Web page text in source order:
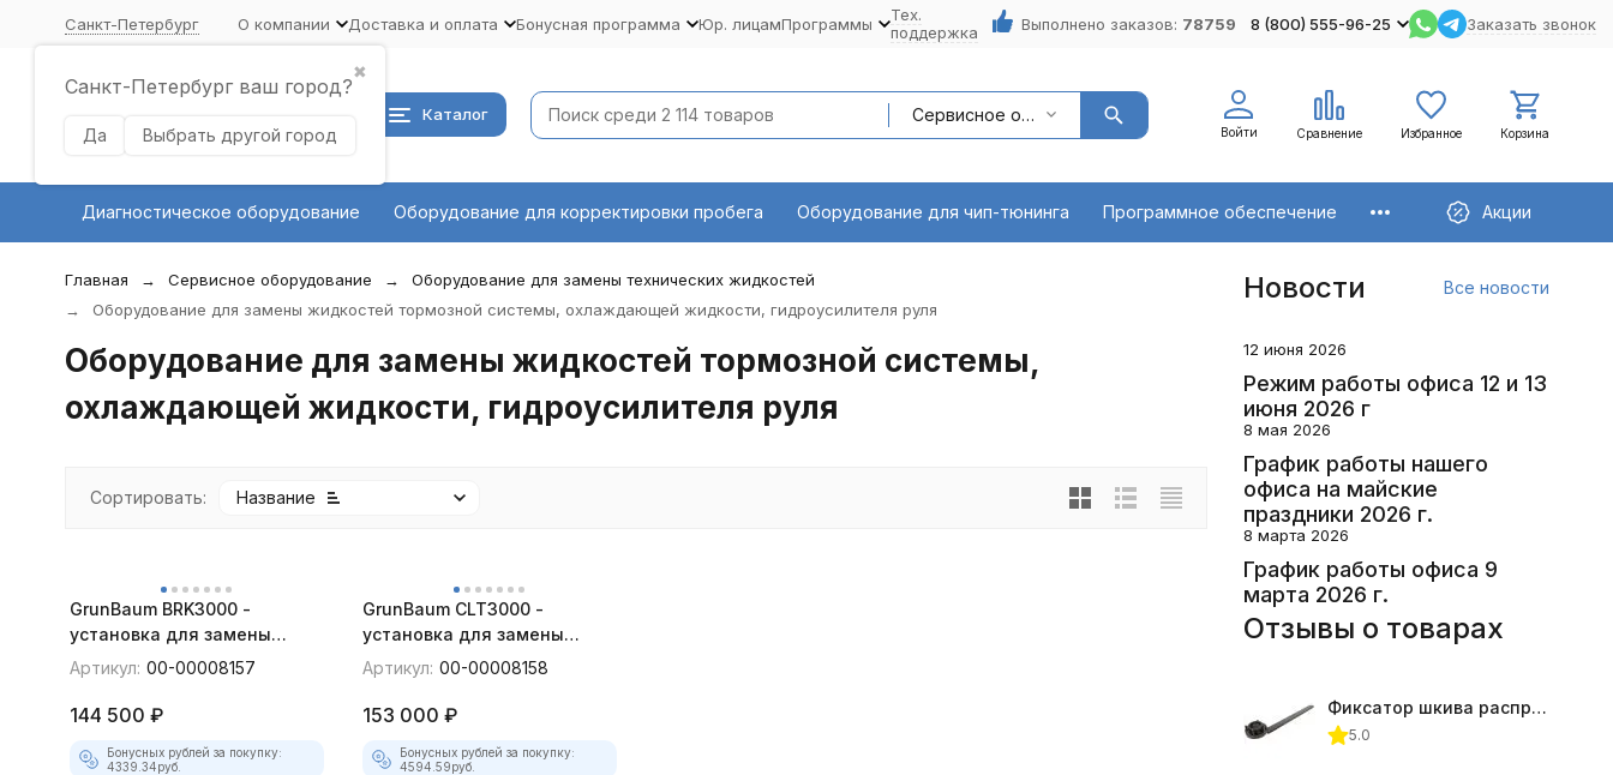
Санкт-Петербург
✖
Санкт-Петербург ваш город?
Да Выбрать другой город
О компании Доставка и оплата Бонусная программа Юр. лицамПрограммы
Тех.
поддержка
Выполнено заказов: 78759 8 (800) 555-96-25 Заказать звонок
Каталог Сервисное оборудование
Войти Сравнение Избранное Корзина
Диагностическое оборудование Оборудование для корректировки пробега Оборудование для чип-тюнинга Программное обеспечение Акции
Главная Сервисное оборудование
Оборудование для замены технических жидкостей
Оборудование для замены жидкостей тормозной системы, охлаждающей жидкости, гидроусилителя руля
Оборудование для замены жидкостей тормозной системы,
охлаждающей жидкости, гидроусилителя руля
Сортировать: Название
GrunBaum BRK3000 -
установка для замены
тормозных жидкостей и
гидроусилителя руля
Артикул: 00-00008157
144 500 ₽
Бонусных рублей за покупку:
4339.34руб.
GrunBaum CLT3000 -
установка для замены
охлаждающей жидкости
Артикул: 00-00008158
153 000 ₽
Бонусных рублей за покупку:
4594.59руб.
Новости Все новости
12 июня 2026
Режим работы офиса 12 и 13
июня 2026 г
8 мая 2026
График работы нашего
офиса на майские
праздники 2026 г.
8 марта 2026
График работы офиса 9
марта 2026 г.
Отзывы о товарах
Фиксатор шкива распредвала (Subaru) JTC-4409
5.0